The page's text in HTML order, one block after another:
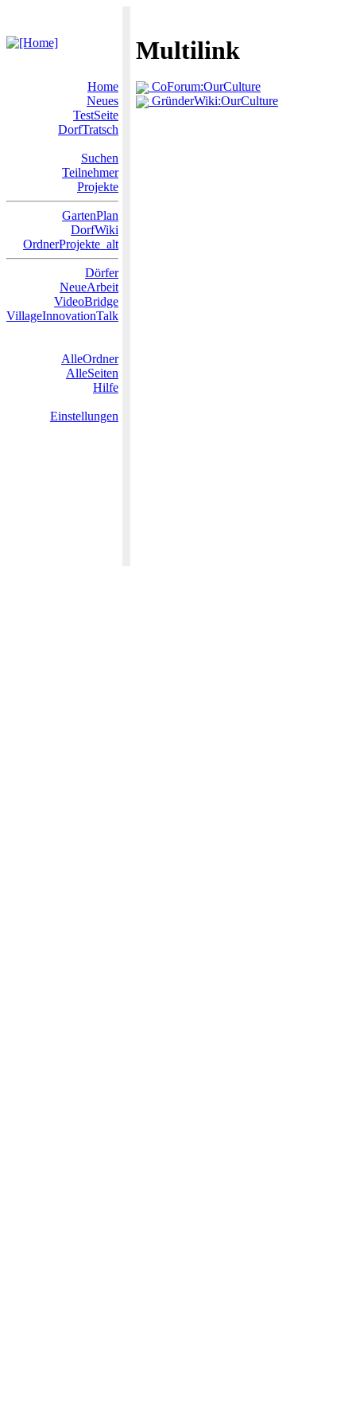
Multilink
Home
Neues
TestSeite
DorfTratsch
Suchen
Teilnehmer
Projekte
GartenPlan
DorfWiki
OrdnerProjekte_alt
Dörfer
NeueArbeit
VideoBridge
VillageInnovationTalk
AlleOrdner
AlleSeiten
Hilfe
Einstellungen
CoForum:OurCulture
GründerWiki:OurCulture